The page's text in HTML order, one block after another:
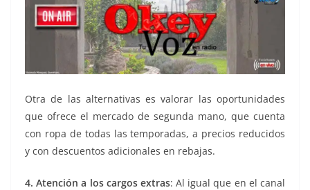
Otra de las alternativas es valorar las oportunidades
que ofrece el mercado de segunda mano, que cuenta
con ropa de todas las temporadas, a precios reducidos
y con descuentos adicionales en rebajas.
4. Atención a los cargos extras: Al igual que en el canal